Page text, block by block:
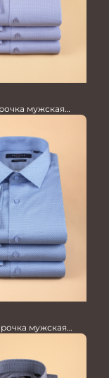
мужская
мужская